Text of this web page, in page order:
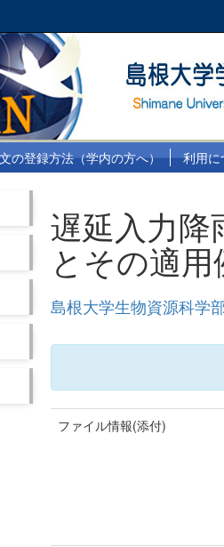
の登録方法（学内の方へ） 利用
遅延入力
とその適用
島根大学生物資源科学
ファイル情報(添付)